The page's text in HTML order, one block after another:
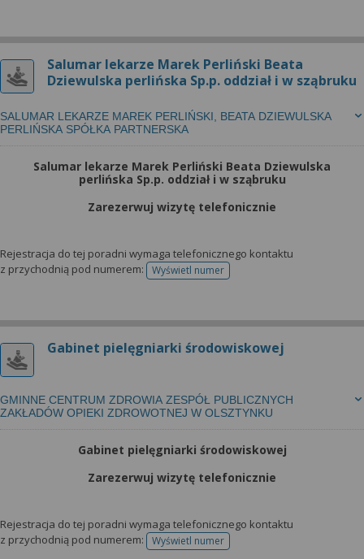
Salumar lekarze Marek Perliński Beata
Dziewulska perlińska Sp.p. oddział i w sząbruku
SALUMAR LEKARZE MAREK PERLIŃSKI, BEATA DZIEWULSKA
PERLIŃSKA SPÓŁKA PARTNERSKA
Salumar lekarze Marek Perliński Beata Dziewulska
perlińska Sp.p. oddział i w sząbruku
Zarezerwuj wizytę telefonicznie
Rejestracja do tej poradni wymaga telefonicznego kontaktu
z przychodnią pod numerem:
Wyświetl numertelefonu do rejestracji
Gabinet pielęgniarki środowiskowej
GMINNE CENTRUM ZDROWIA ZESPÓŁ PUBLICZNYCH
ZAKŁADÓW OPIEKI ZDROWOTNEJ W OLSZTYNKU
Gabinet pielęgniarki środowiskowej
Zarezerwuj wizytę telefonicznie
Rejestracja do tej poradni wymaga telefonicznego kontaktu
z przychodnią pod numerem:
Wyświetl numertelefonu do rejestracji